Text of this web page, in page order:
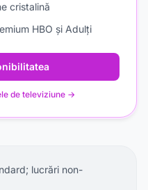
cristalină
HBO și Adulți
de televiziune →
lucrări non-